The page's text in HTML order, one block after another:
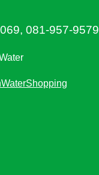
, 081-957-9579